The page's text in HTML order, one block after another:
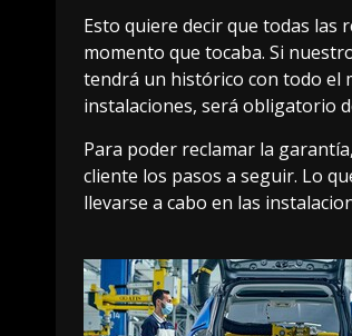
Esto quiere decir que todas las
momento que tocaba. Si
tendrá un histórico con todo el
instalaciones, será obligatorio
Para poder reclamar la
cliente los pasos a seguir. Lo
llevarse a cabo en las